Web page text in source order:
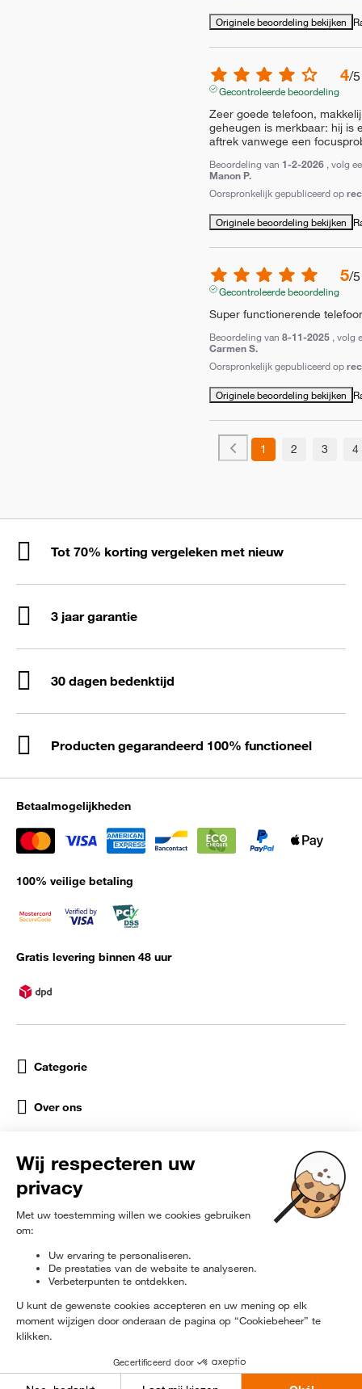
Exclusief op de hoogte worden gebracht
Originele beoordeling bekijken
4/5
Gecontroleerde beoordeling
Zeer goede telefoon,
geheugen is merkbaar: hij is
aftrek vanwege een
Beoordeling van 1-2-2026 , volg
Manon P.
Oorspronkelijk gepubliceerd op
Originele beoordeling bekijken
5/5
Gecontroleerde beoordeling
Super functionerende
Beoordeling van 8-11-2025 , volg
Carmen S.
Oorspronkelijk gepubliceerd op
Originele beoordeling bekijken
1 2 3 4
Tot 70% korting vergeleken met nieuw
3 jaar garantie
30 dagen bedenktijd
Producten gegarandeerd 100% functioneel
Betaalmogelijkheden
100% veilige betaling
Gratis levering binnen 48 uur
Categorie
Over ons
Sociale netwerken
rɘ furbished